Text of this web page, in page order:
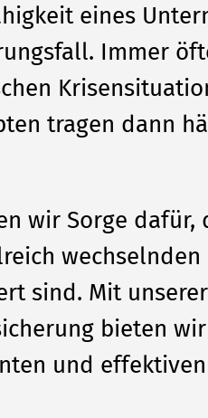
eines
Immer
tragen dann
wir Sorge
wechselnden
sind. Mit
bieten
und